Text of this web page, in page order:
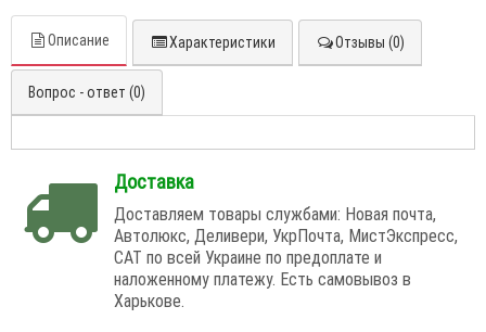
Описание Характеристики Отзывы (0)
Вопрос - ответ (0)
Доставка
Доставляем товары службами: Новая почта,
Автолюкс, Деливери, УкрПочта, МистЭкспресс,
САТ по всей Украине по предоплате и
наложенному платежу. Есть самовывоз в
Харькове.